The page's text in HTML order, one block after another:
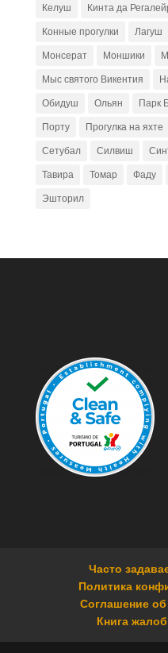
Келуш
Кинта да
Конные прогулки
Лагуш
Монсерат
Моншики
Мыс святого Викентия
Обидуш
Ольян Парк
Порту
Прогулка на яхте
Сетубал
Силвиш
Тавира
Томар Фаду
Эшторил
Часто
Политика
Соглашение
Книга жалоб